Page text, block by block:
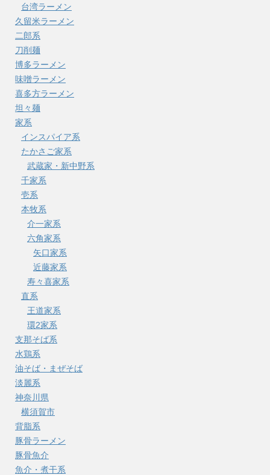
台湾ラーメン
久留米ラーメン
二郎系
刀削麺
博多ラーメン
味噌ラーメン
喜多方ラーメン
坦々麺
家系
インスパイア系
たかさご家系
武蔵家・新中野系
千家系
壱系
本牧系
介一家系
六角家系
矢口家系
近藤家系
寿々喜家系
直系
王道家系
環2家系
支那そば系
水鶏系
油そば・まぜそば
淡麗系
神奈川県
横須賀市
背脂系
豚骨ラーメン
豚骨魚介
魚介・煮干系